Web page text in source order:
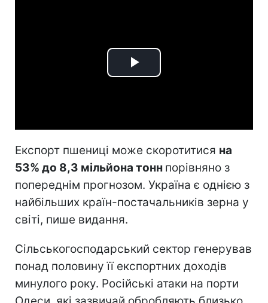
Play
Експорт пшениці може скоротитися на
53% до 8,3 мільйона тонн порівняно з
попереднім прогнозом. Україна є однією з
найбільших країн-постачальників зерна у
світі, пише видання.
Сільськогосподарський сектор генерував
понад половину її експортних доходів
минулого року. Російські атаки на порти